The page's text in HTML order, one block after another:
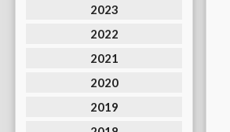
2023
2022
2021
2020
2019